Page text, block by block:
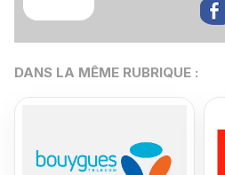
DANS LA MÊME RUBRIQUE :